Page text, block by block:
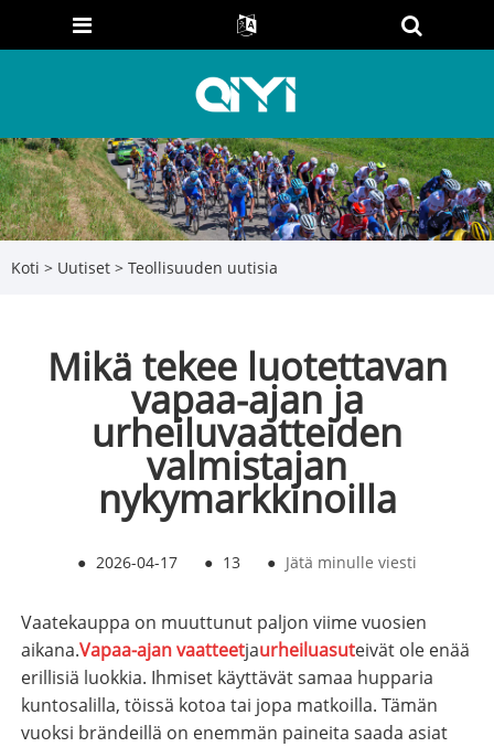
Koti > Uutiset > Teollisuuden uutisia
Mikä tekee luotettavan
vapaa-ajan ja
urheiluvaatteiden
valmistajan
nykymarkkinoilla
● 2026-04-17 ● 13 ● Jätä minulle viesti
Vaatekauppa on muuttunut paljon viime vuosien
aikana.Vapaa-ajan vaatteetjaurheiluasuteivät ole enää
erillisiä luokkia. Ihmiset käyttävät samaa hupparia
kuntosalilla, töissä kotoa tai jopa matkoilla. Tämän
vuoksi brändeillä on enemmän paineita saada asiat